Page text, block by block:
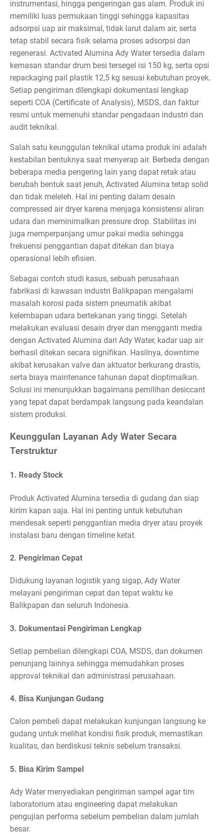
instrumentasi, hingga pengeringan gas alam. Produk ini
memiliki luas permukaan tinggi sehingga kapasitas
adsorpsi uap air maksimal, tidak larut dalam air, serta
tetap stabil secara fisik selama proses adsorpsi dan
regenerasi. Activated Alumina Ady Water tersedia dalam
kemasan standar drum besi tersegel isi 150 kg, serta opsi
repackaging pail plastik 12,5 kg sesuai kebutuhan proyek.
Setiap pengiriman dilengkapi dokumentasi lengkap
seperti COA (Certificate of Analysis), MSDS, dan faktur
resmi untuk memenuhi standar pengadaan industri dan
audit teknikal.
Salah satu keunggulan teknikal utama produk ini adalah
kestabilan bentuknya saat menyerap air. Berbeda dengan
beberapa media pengering lain yang dapat retak atau
berubah bentuk saat jenuh, Activated Alumina tetap solid
dan tidak meleleh. Hal ini penting dalam desain
compressed air dryer karena menjaga konsistensi aliran
udara dan meminimalkan pressure drop. Stabilitas ini
juga memperpanjang umur pakai media sehingga
frekuensi penggantian dapat ditekan dan biaya
operasional lebih efisien.
Sebagai contoh studi kasus, sebuah perusahaan
fabrikasi di kawasan industri Balikpapan mengalami
masalah korosi pada sistem pneumatik akibat
kelembapan udara bertekanan yang tinggi. Setelah
melakukan evaluasi desain dryer dan mengganti media
dengan Activated Alumina dari Ady Water, kadar uap air
berhasil ditekan secara signifikan. Hasilnya, downtime
akibat kerusakan valve dan aktuator berkurang drastis,
serta biaya maintenance tahunan dapat dioptimalkan.
Solusi ini menunjukkan bagaimana pemilihan desiccant
yang tepat dapat berdampak langsung pada keandalan
sistem produksi.
Keunggulan Layanan Ady Water Secara
Terstruktur
1. Ready Stock
Produk Activated Alumina tersedia di gudang dan siap
kirim kapan saja. Hal ini penting untuk kebutuhan
mendesak seperti penggantian media dryer atau proyek
instalasi baru dengan timeline ketat.
2. Pengiriman Cepat
Didukung layanan logistik yang sigap, Ady Water
melayani pengiriman cepat dan tepat waktu ke
Balikpapan dan seluruh Indonesia.
3. Dokumentasi Pengiriman Lengkap
Setiap pembelian dilengkapi COA, MSDS, dan dokumen
penunjang lainnya sehingga memudahkan proses
approval teknikal dan administrasi perusahaan.
4. Bisa Kunjungan Gudang
Calon pembeli dapat melakukan kunjungan langsung ke
gudang untuk melihat kondisi fisik produk, memastikan
kualitas, dan berdiskusi teknis sebelum transaksi.
5. Bisa Kirim Sampel
Ady Water menyediakan pengiriman sampel agar tim
laboratorium atau engineering dapat melakukan
pengujian performa sebelum pembelian dalam jumlah
besar.